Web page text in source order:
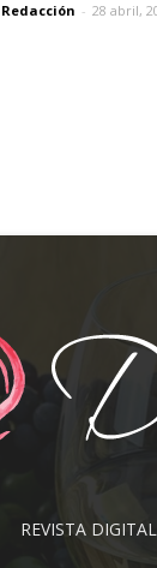
Redacción - 28 abril,
REVISTA